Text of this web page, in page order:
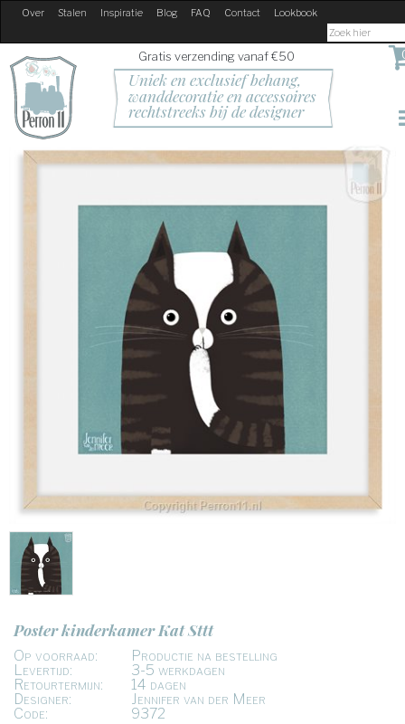
Over Stalen Inspiratie Blog FAQ Contact Lookbook
Gratis verzending vanaf €50
Uniek en exclusief behang,
wanddecoratie en accessoires
rechtstreeks bij de designer
Poster kinderkamer Kat Sttt
Op voorraad:
Productie na bestelling
Levertijd:
3-5 werkdagen
Retourtermijn:
14 dagen
Designer:
Jennifer van der Meer
Code:
9372